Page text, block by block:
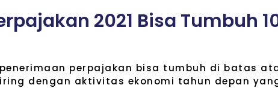
rpajakan 2021 Bisa Tumbuh 1
perpajakan bisa tumbuh di batas
dengan aktivitas ekonomi tahun depan